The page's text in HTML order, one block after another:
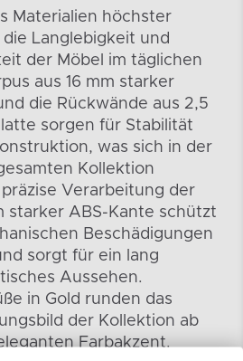
Materialien höchster
Langlebigkeit und
der Möbel im täglichen
aus 16 mm starker
die Rückwände aus 2,5
sorgen für Stabilität
was sich in der
Kollektion
Verarbeitung der
starker ABS-Kante schützt
Beschädigungen
sorgt für ein lang
Aussehen.
in Gold runden das
der Kollektion ab
Farbakzent.